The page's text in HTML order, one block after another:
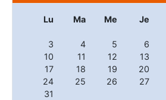
Lu Ma Me Je
3
4 5 6
10
11 12 13
17
18 19 20
24
25 26 27
31